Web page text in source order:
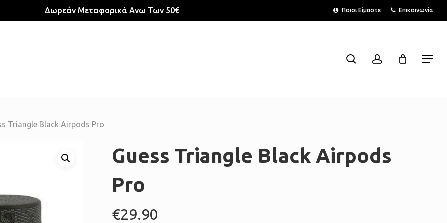
Δωρεάν Μεταφορικά Ανω Των 50€ Ποιοι Είμαστε Επικοινωνία
Menu
search account
Triangle Black Airpods Pro
Guess Triangle Black Airpods
Pro
€29.90
Menu